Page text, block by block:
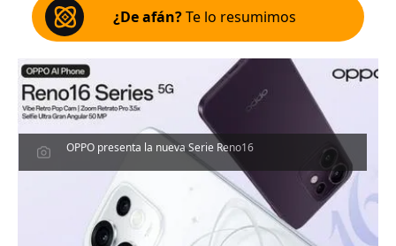
¿De afán?Te lo resumimos
OPPO presenta la nueva Serie Reno16